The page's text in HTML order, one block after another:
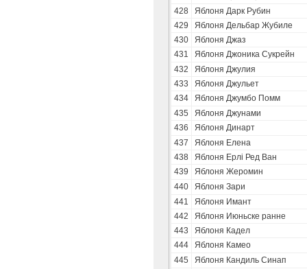
428
Яблоня Дарк Рубин
429
Яблоня Дельбар Жубиле
430
Яблоня Джаз
431
Яблоня Джоника Сукрейн
432
Яблоня Джулия
433
Яблоня Джульет
434
Яблоня Джумбо Помм
435
Яблоня Джунами
436
Яблоня Динарт
437
Яблоня Елена
438
Яблоня Ерлі Ред Ван
439
Яблоня Жеромин
440
Яблоня Зари
441
Яблоня Имант
442
Яблоня Июньске ранне
443
Яблоня Кадел
444
Яблоня Камео
445
Яблоня Кандиль Синап